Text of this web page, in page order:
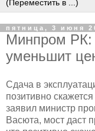
пятница, 3 июня
Минпром РК:
уменьшит
Сдача в
позитивно
заявил министр
Васюта, мост даст